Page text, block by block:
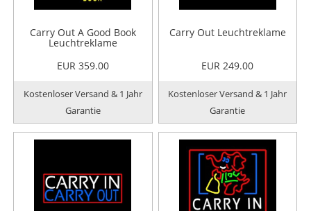
Carry Out A Good Book
Leuchtreklame
EUR 359.00
Kostenloser Versand & 1 Jahr
Garantie
Carry Out Leuchtreklame
EUR 249.00
Kostenloser Versand & 1 Jahr
Garantie